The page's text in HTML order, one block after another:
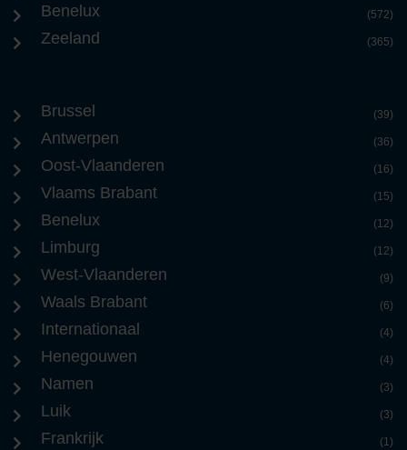
Benelux (572)
Zeeland (365)
Brussel (39)
Antwerpen (36)
Oost-Vlaanderen (16)
Vlaams Brabant (15)
Benelux (12)
Limburg (12)
West-Vlaanderen (9)
Waals Brabant (6)
Internationaal (4)
Henegouwen (4)
Namen (3)
Luik (3)
Frankrijk (1)